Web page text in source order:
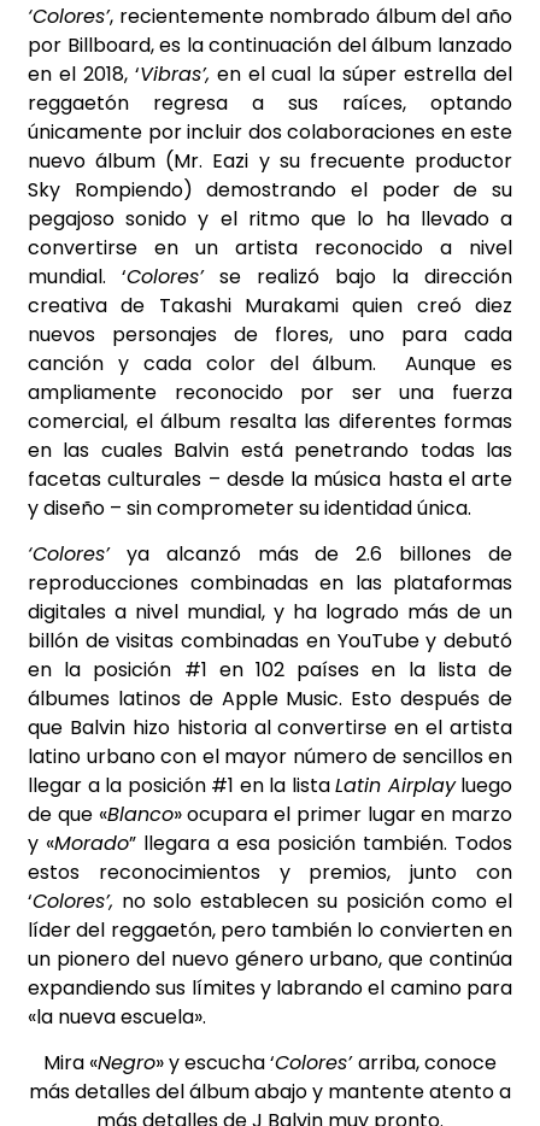
‘Colores’, recientemente nombrado álbum del año
por Billboard, es la continuación del álbum lanzado
en el 2018, ‘Vibras’, en el cual la súper estrella del
reggaetón regresa a sus raíces, optando
únicamente por incluir dos colaboraciones en este
nuevo álbum (Mr. Eazi y su frecuente productor
Sky Rompiendo) demostrando el poder de su
pegajoso sonido y el ritmo que lo ha llevado a
convertirse en un artista reconocido a nivel
mundial. ‘Colores’se realizó bajo la dirección
creativa de Takashi Murakami quien creó diez
nuevos personajes de flores, uno para cada
canción y cada color del álbum. Aunque es
ampliamente reconocido por ser una fuerza
comercial, el álbum resalta las diferentes formas
en las cuales Balvin está penetrando todas las
facetas culturales – desde la música hasta el arte
y diseño – sin comprometer su identidad única.
‘Colores’ya alcanzó más de 2.6 billones de
reproducciones combinadas en las plataformas
digitales a nivel mundial, y ha logrado más de un
billón de visitas combinadas en YouTube y debutó
en la posición #1 en 102 países en la lista de
álbumes latinos de Apple Music. Esto después de
que Balvin hizo historia al convertirse en el artista
latino urbano con el mayor número de sencillos en
llegar a la posición #1 en la listaLatin Airplayluego
de que «Blanco» ocupara el primer lugar en marzo
y «Morado” llegara a esa posición también. Todos
estos reconocimientos y premios, junto con
‘Colores’, no solo establecen su posición como el
líder del reggaetón, pero también lo convierten en
un pionero del nuevo género urbano, que continúa
expandiendo sus límites y labrando el camino para
«la nueva escuela».
Mira «Negro» y escucha ‘Colores’arriba, conoce
más detalles del álbum abajo y mantente atento a